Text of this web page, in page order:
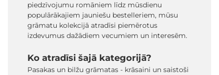
piedzīvojumu romāniem līdz mūsdienu
populārākajiem jauniešu bestelleriem, mūsu
grāmatu kolekcijā atradīsi piemērotus
izdevumus dažādiem vecumiem un interesēm.
Ko atradīsi šajā kategorijā?
Pasakas un bilžu grāmatas - krāsaini un saistoši